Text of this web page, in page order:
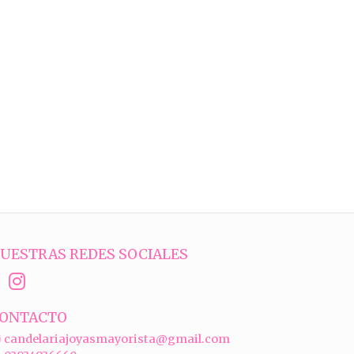
REDES SOCIALES
candelariajoyasmayorista@gmail.com